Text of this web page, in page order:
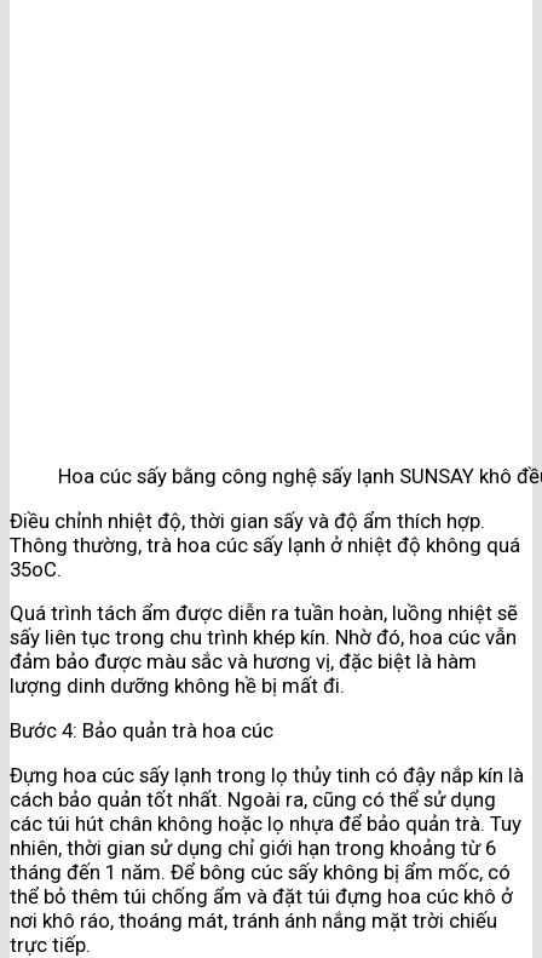
Hoa cúc sấy bằng công nghệ sấy lạnh SUNSAY khô
Điều chỉnh nhiệt độ, thời gian sấy và độ ẩm thích hợp.
Thông thường, trà hoa cúc sấy lạnh ở nhiệt độ không quá
35oC.
Quá trình tách ẩm được diễn ra tuần hoàn, luồng nhiệt sẽ
sấy liên tục trong chu trình khép kín. Nhờ đó, hoa cúc vẫn
đảm bảo được màu sắc và hương vị, đặc biệt là hàm
lượng dinh dưỡng không hề bị mất đi.
Bước 4: Bảo quản trà hoa cúc
Đựng hoa cúc sấy lạnh trong lọ thủy tinh có đậy nắp kín là
cách bảo quản tốt nhất. Ngoài ra, cũng có thể sử dụng
các túi hút chân không hoặc lọ nhựa để bảo quản trà. Tuy
nhiên, thời gian sử dụng chỉ giới hạn trong khoảng từ 6
tháng đến 1 năm. Để bông cúc sấy không bị ẩm mốc, có
thể bỏ thêm túi chống ẩm và đặt túi đựng hoa cúc khô ở
nơi khô ráo, thoáng mát, tránh ánh nắng mặt trời chiếu
trực tiếp.